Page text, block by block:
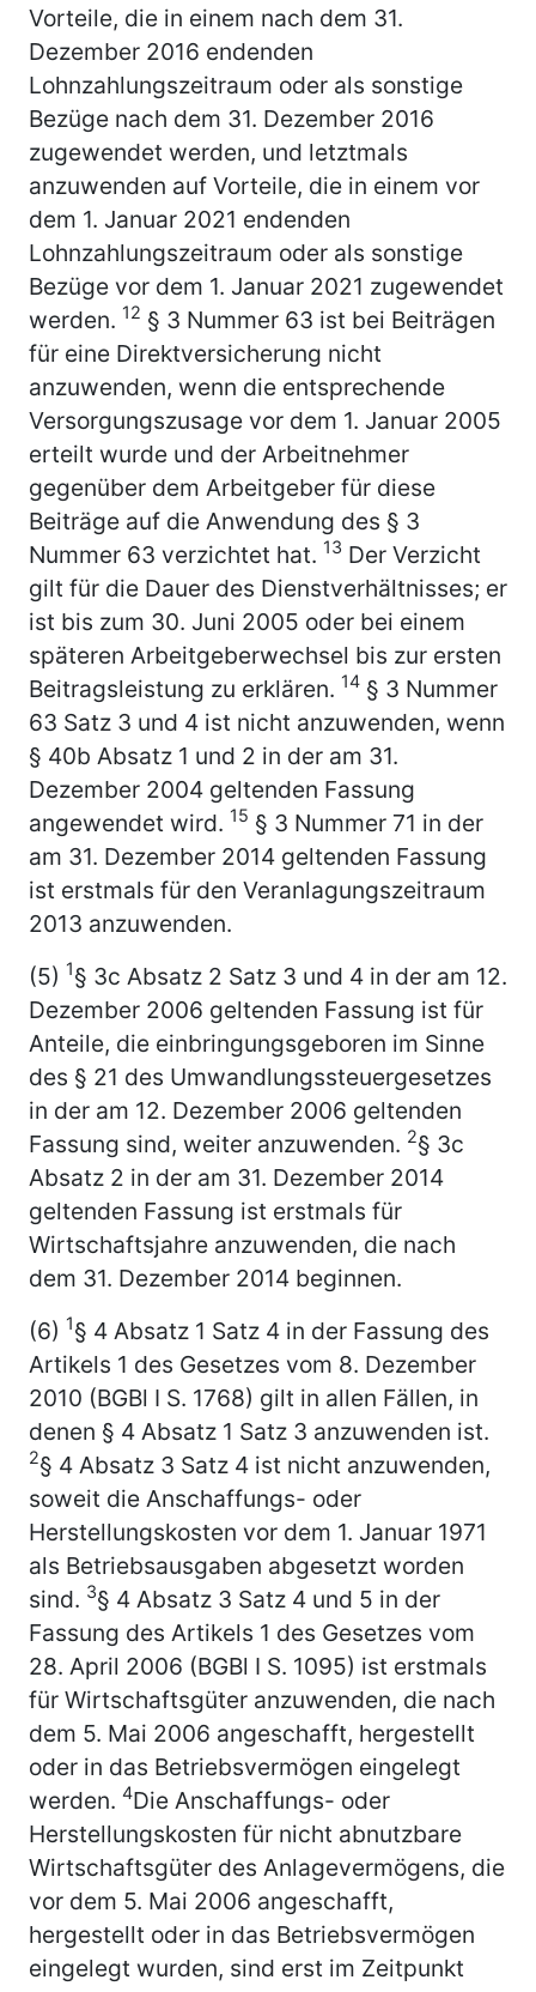
Vorteile, die in einem nach dem 31.
Dezember 2016 endenden
Lohnzahlungszeitraum oder als sonstige
Bezüge nach dem 31. Dezember 2016
zugewendet werden, und letztmals
anzuwenden auf Vorteile, die in einem vor
dem 1. Januar 2021 endenden
Lohnzahlungszeitraum oder als sonstige
Bezüge vor dem 1. Januar 2021 zugewendet
werden. 12 § 3 Nummer 63 ist bei Beiträgen
für eine Direktversicherung nicht
anzuwenden, wenn die entsprechende
Versorgungszusage vor dem 1. Januar 2005
erteilt wurde und der Arbeitnehmer
gegenüber dem Arbeitgeber für diese
Beiträge auf die Anwendung des § 3
Nummer 63 verzichtet hat. 13 Der Verzicht
gilt für die Dauer des Dienstverhältnisses; er
ist bis zum 30. Juni 2005 oder bei einem
späteren Arbeitgeberwechsel bis zur ersten
Beitragsleistung zu erklären. 14 § 3 Nummer
63 Satz 3 und 4 ist nicht anzuwenden, wenn
§ 40b Absatz 1 und 2 in der am 31.
Dezember 2004 geltenden Fassung
angewendet wird. 15 § 3 Nummer 71 in der
am 31. Dezember 2014 geltenden Fassung
ist erstmals für den Veranlagungszeitraum
2013 anzuwenden.
(5) 1§ 3c Absatz 2 Satz 3 und 4 in der am 12.
Dezember 2006 geltenden Fassung ist für
Anteile, die einbringungsgeboren im Sinne
des § 21 des Umwandlungssteuergesetzes
in der am 12. Dezember 2006 geltenden
Fassung sind, weiter anzuwenden. 2§ 3c
Absatz 2 in der am 31. Dezember 2014
geltenden Fassung ist erstmals für
Wirtschaftsjahre anzuwenden, die nach
dem 31. Dezember 2014 beginnen.
(6) 1§ 4 Absatz 1 Satz 4 in der Fassung des
Artikels 1 des Gesetzes vom 8. Dezember
2010 (BGBl I S. 1768) gilt in allen Fällen, in
denen § 4 Absatz 1 Satz 3 anzuwenden ist.
2§ 4 Absatz 3 Satz 4 ist nicht anzuwenden,
soweit die Anschaffungs- oder
Herstellungskosten vor dem 1. Januar 1971
als Betriebsausgaben abgesetzt worden
sind. 3§ 4 Absatz 3 Satz 4 und 5 in der
Fassung des Artikels 1 des Gesetzes vom
28. April 2006 (BGBl I S. 1095) ist erstmals
für Wirtschaftsgüter anzuwenden, die nach
dem 5. Mai 2006 angeschafft, hergestellt
oder in das Betriebsvermögen eingelegt
werden. 4Die Anschaffungs- oder
Herstellungskosten für nicht abnutzbare
Wirtschaftsgüter des Anlagevermögens, die
vor dem 5. Mai 2006 angeschafft,
hergestellt oder in das Betriebsvermögen
eingelegt wurden, sind erst im Zeitpunkt